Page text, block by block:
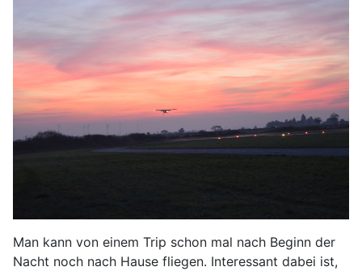
Man kann von einem Trip schon mal nach Beginn der
Nacht noch nach Hause fliegen. Interessant dabei ist,